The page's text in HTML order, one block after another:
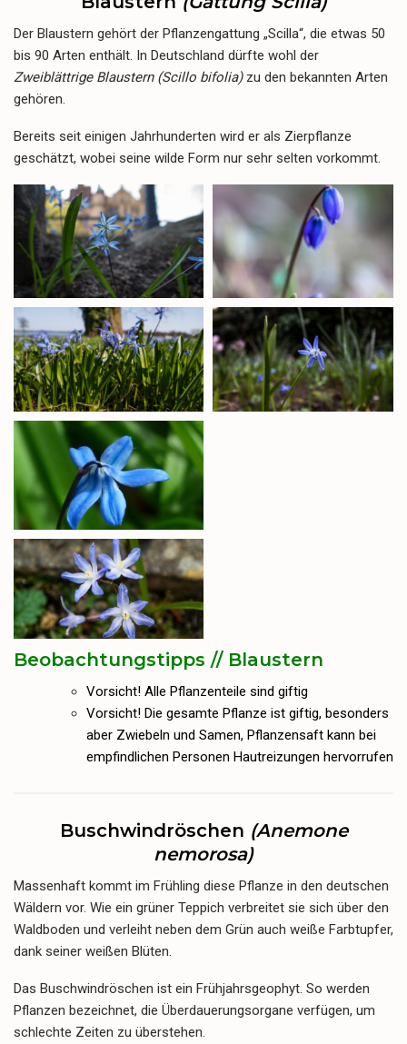
Der Blaustern gehört der Pflanzengattung „Scilla“, die etwas 50
bis 90 Arten enthält. In Deutschland dürfte wohl der
Zweiblättrige Blaustern (Scillo bifolia)zu den bekannten Arten
gehören.
Bereits seit einigen Jahrhunderten wird er als Zierpflanze
geschätzt, wobei seine wilde Form nur sehr selten vorkommt.
Beobachtungstipps // Blaustern
Vorsicht! Alle Pflanzenteile sind giftig
Vorsicht! Die gesamte Pflanze ist giftig, besonders
aber Zwiebeln und Samen, Pflanzensaft kann bei
empfindlichen Personen Hautreizungen hervorrufen
Buschwindröschen (Anemone
nemorosa)
Massenhaft kommt im Frühling diese Pflanze in den deutschen
Wäldern vor. Wie ein grüner Teppich verbreitet sie sich über den
Waldboden und verleiht neben dem Grün auch weiße Farbtupfer,
dank seiner weißen Blüten.
Das Buschwindröschen ist ein Frühjahrsgeophyt. So werden
Pflanzen bezeichnet, die Überdauerungsorgane verfügen, um
schlechte Zeiten zu überstehen.